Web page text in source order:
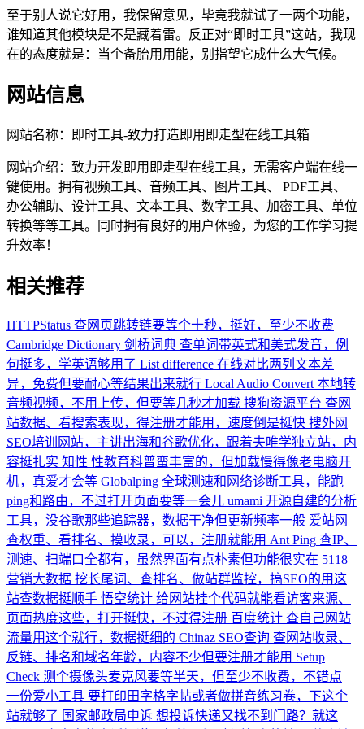
至于别人说它好用，我保留意见，毕竟我就试了一两个功能，
谁知道其他模块是不是藏着雷。反正对“即时工具”这站，我现
在的态度就是：当个备胎用用能，别指望它成什么大气候。
网站信息
网站名称： 即时工具-致力打造即用即走型在线工具箱
网站介绍： 致力开发即用即走型在线工具，无需客户端在线一
键使用。拥有视频工具、音频工具、图片工具、 PDF工具、
办公辅助、设计工具、文本工具、数字工具、加密工具、单位
转换等等工具。同时拥有良好的用户体验，为您的工作学习提
升效率！
相关推荐
HTTPStatus 查网页跳转链要等个十秒，挺好，至少不收费
Cambridge Dictionary 剑桥词典 查单词带英式和美式发音，例
句挺多，学英语够用了 List difference 在线对比两列文本差
异，免费但要耐心等结果出来就行 Local Audio Convert 本地转
音频视频，不用上传，但要等几秒才加载 搜狗资源平台 查网
站数据、看搜索表现，得注册才能用，速度倒是挺快 搜外网
SEO培训网站，主讲出海和谷歌优化，跟着夫唯学独立站，内
容挺扎实 知性 性教育科普蛮丰富的，但加载慢得像老电脑开
机，真爱才会等 Globalping 全球测速和网络诊断工具，能跑
ping和路由，不过打开页面要等一会儿 umami 开源自建的分析
工具，没谷歌那些追踪器，数据干净但更新频率一般 爱站网
查权重、看排名、摸收录，可以，注册就能用 Ant Ping 查IP、
测速、扫端口全都有，虽然界面有点朴素但功能很实在 5118
营销大数据 挖长尾词、查排名、做站群监控，搞SEO的用这
站查数据挺顺手 悟空统计 给网站挂个代码就能看访客来源、
页面热度这些，打开挺快，不过得注册 百度统计 查自己网站
流量用这个就行，数据挺细的 Chinaz SEO查询 查网站收录、
反链、排名和域名年龄，内容不少但要注册才能用 Setup
Check 测个摄像头麦克风要等半天，但至少不收费，不错点
一份爱小工具 要打印田字格字帖或者做拼音练习卷，下这个
站就够了 国家邮政局申诉 想投诉快递又找不到门路？就这